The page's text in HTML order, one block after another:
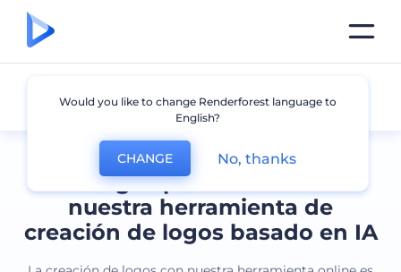
Cree logos profesionales con
nuestra herramienta de
creación de logos basado en IA
Todos los logos
Would you like to change Renderforest language to
English?
CHANGE No, thanks